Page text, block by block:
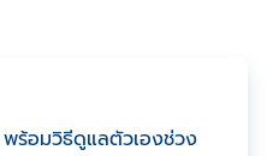
พร้อมวิธีดูแลตัวเองช่วง